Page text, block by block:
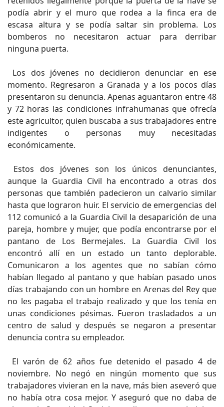
podía abrir y el muro que rodea a la finca era de
escasa altura y se podía saltar sin problema. Los
bomberos no necesitaron actuar para derribar
ninguna puerta.
Los dos jóvenes no decidieron denunciar en ese
momento. Regresaron a Granada y a los pocos días
presentaron su denuncia. Apenas aguantaron entre 48
y 72 horas las condiciones infrahumanas que ofrecía
este agricultor, quien buscaba a sus trabajadores entre
indigentes o personas muy necesitadas
económicamente.
Estos dos jóvenes son los únicos denunciantes,
aunque la Guardia Civil ha encontrado a otras dos
personas que también padecieron un calvario similar
hasta que lograron huir. El servicio de emergencias del
112 comunicó a la Guardia Civil la desaparición de una
pareja, hombre y mujer, que podía encontrarse por el
pantano de Los Bermejales. La Guardia Civil los
encontró allí en un estado un tanto deplorable.
Comunicaron a los agentes que no sabían cómo
habían llegado al pantano y que habían pasado unos
días trabajando con un hombre en Arenas del Rey que
no les pagaba el trabajo realizado y que los tenía en
unas condiciones pésimas. Fueron trasladados a un
centro de salud y después se negaron a presentar
denuncia contra su empleador.
El varón de 62 años fue detenido el pasado 4 de
noviembre. No negó en ningún momento que sus
trabajadores vivieran en la nave, más bien aseveró que
no había otra cosa mejor. Y aseguró que no daba de